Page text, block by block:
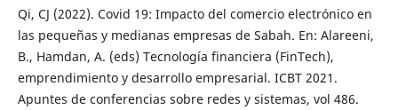
Qi, CJ (2022). Covid 19: Impacto del comercio electrónico en
las pequeñas y medianas empresas de Sabah. En: Alareeni,
B., Hamdan, A. (eds) Tecnología financiera (FinTech),
emprendimiento y desarrollo empresarial. ICBT 2021.
Apuntes de conferencias sobre redes y sistemas, vol 486.